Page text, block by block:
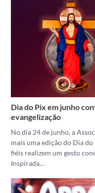
Dia do Pix em junho
evangelização
No dia 24 de junho, a
mais uma edição do Dia
fiéis realizem um gesto
Inspirada…